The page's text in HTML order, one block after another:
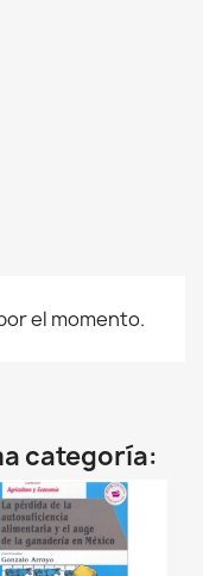
el momento.
categoría: